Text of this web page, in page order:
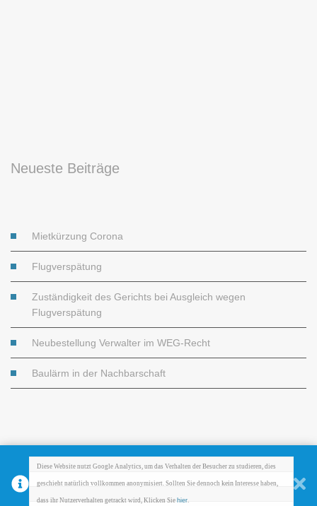
Neueste Beiträge
Mietkürzung Corona
Flugverspätung
Zuständigkeit des Gerichts bei Ausgleich wegen
Flugverspätung
Neubestellung Verwalter im WEG-Recht
Baulärm in der Nachbarschaft
Diese Website nutzt Google Analytics, um das Verhalten der Besucher zu studieren, dies
geschieht natürlich vollkommen anonymisiert. Sollten Sie dennoch kein Interesse haben,
dass ihr Nutzerverhalten getrackt wird, Klicken Sie hier.